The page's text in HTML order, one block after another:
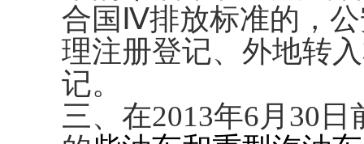
合国Ⅳ排放标准的，
理注册登记、外地转
记。
三、在2013年6月30